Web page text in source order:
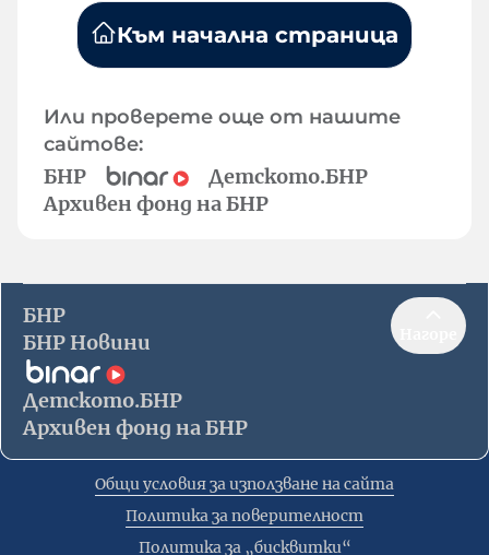
Към начална страница
Или проверете още от нашите
сайтове:
БНР
Детското.БНР
Архивен фонд на БНР
БНР
БНР Новини
Детското.БНР
Архивен фонд на БНР
Общи условия за използване на сайта
Политика за поверителност
Политика за „бисквитки“